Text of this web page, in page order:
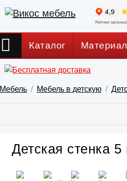
Каталог
Мебель Мебель в детскую
Детская стенка 5